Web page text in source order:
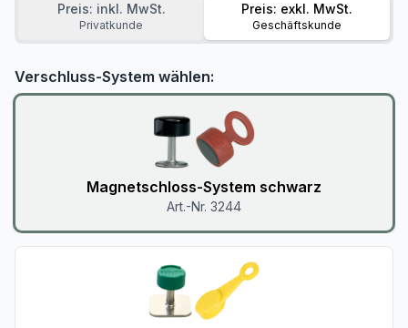
Preis: inkl. MwSt.
Privatkunde
Preis: exkl. MwSt.
Geschäftskunde
Verschluss-System wählen:
Magnetschloss-System schwarz
Art.-Nr. 3244